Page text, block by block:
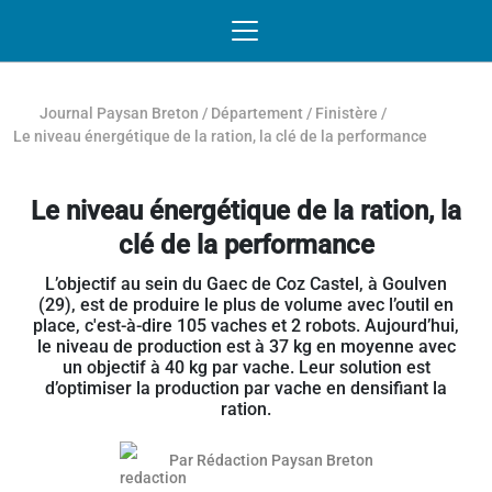
Journal Paysan Breton / Département / Finistère /
Le niveau énergétique de la ration, la clé de la performance
Le niveau énergétique de la ration, la
clé de la performance
L’objectif au sein du Gaec de Coz Castel, à Goulven
(29), est de produire le plus de volume avec l’outil en
place, c'est-à-dire 105 vaches et 2 robots. Aujourd’hui,
le niveau de production est à 37 kg en moyenne avec
un objectif à 40 kg par vache. Leur solution est
d’optimiser la production par vache en densifiant la
ration.
Par Rédaction Paysan Breton